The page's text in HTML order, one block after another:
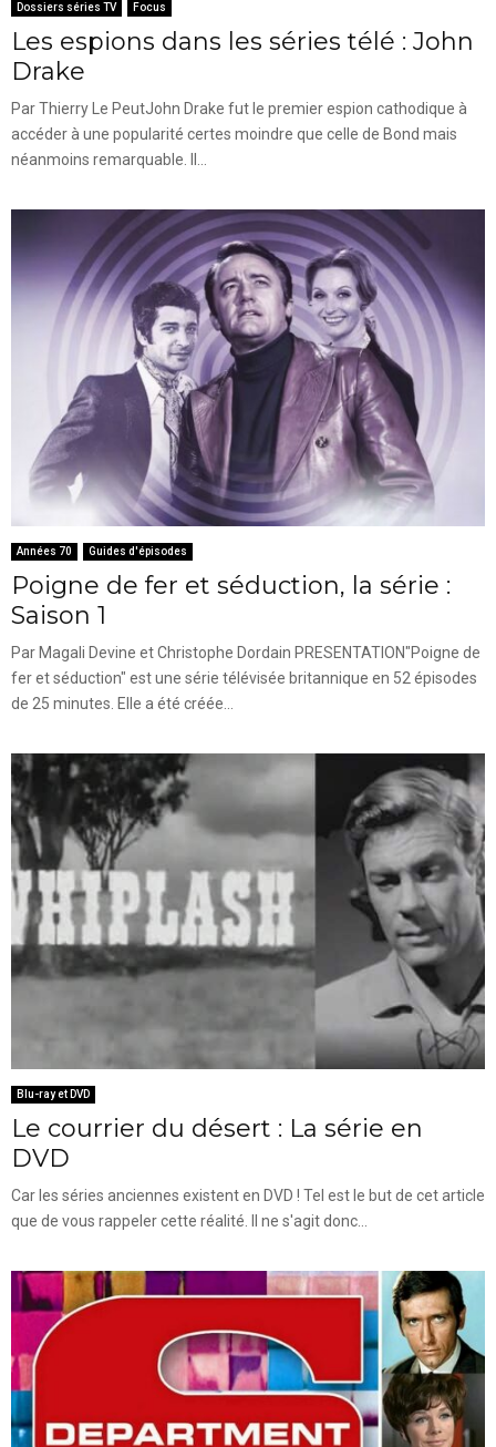
Dossiers séries TV Focus
Les espions dans les séries télé : John
Drake
Par Thierry Le PeutJohn Drake fut le premier espion cathodique à
accéder à une popularité certes moindre que celle de Bond mais
néanmoins remarquable. Il...
Années 70 Guides d'épisodes
Poigne de fer et séduction, la série :
Saison 1
Par Magali Devine et Christophe Dordain PRESENTATION"Poigne de
fer et séduction" est une série télévisée britannique en 52 épisodes
de 25 minutes. Elle a été créée...
Blu-ray et DVD
Le courrier du désert : La série en
DVD
Car les séries anciennes existent en DVD ! Tel est le but de cet article
que de vous rappeler cette réalité. Il ne s'agit donc...